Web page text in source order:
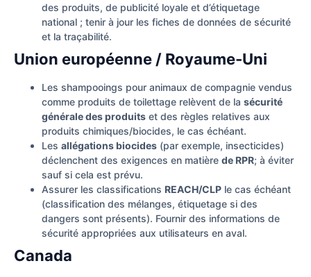
des produits, de publicité loyale et d’étiquetage
national ; tenir à jour les fiches de données de sécurité
et la traçabilité.
Union européenne / Royaume-Uni
Les shampooings pour animaux de compagnie vendus
comme produits de toilettage relèvent de la sécurité
générale des produits et des règles relatives aux
produits chimiques/biocides, le cas échéant.
Les allégations biocides (par exemple, insecticides)
déclenchent des exigences en matière de RPR; à éviter
sauf si cela est prévu.
Assurer les classifications REACH/CLP le cas échéant
(classification des mélanges, étiquetage si des
dangers sont présents). Fournir des informations de
sécurité appropriées aux utilisateurs en aval.
Canada